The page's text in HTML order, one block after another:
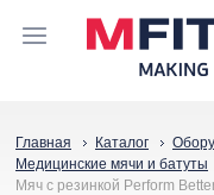
Главная Каталог
Медицинские мячи и батуты
Мяч с резинкой Perform